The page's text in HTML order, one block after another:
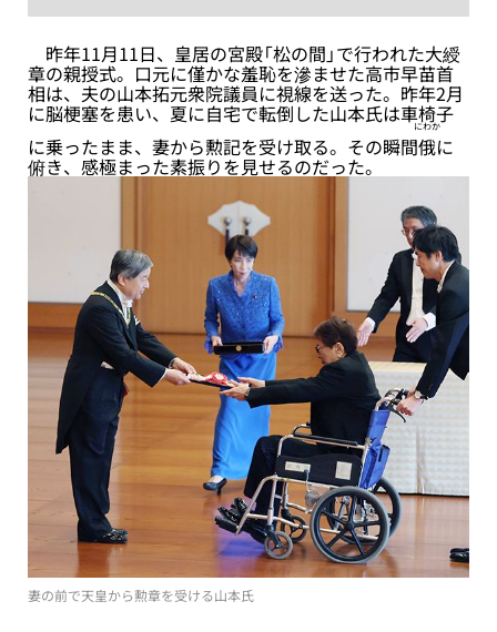
昨年11月11日、皇居の宮殿「松の間」で行われた大綬
章の親授式。口元に僅かな羞恥を滲ませた高市早苗首
相は、夫の山本拓元衆院議員に視線を送った。昨年2月
に脳梗塞を患い、夏に自宅で転倒した山本氏は車椅子
に乗ったまま、妻から勲記を受け取る。その瞬間俄
にわか
に
俯き、感極まった素振りを見せるのだった。
妻の前で天皇から勲章を受ける山本氏